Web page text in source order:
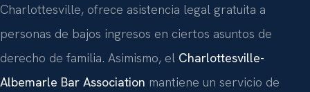
Charlottesville, ofrece asistencia legal gratuita a
personas de bajos ingresos en ciertos asuntos de
derecho de familia. Asimismo, el Charlottesville-
Albemarle Bar Association mantiene un servicio de